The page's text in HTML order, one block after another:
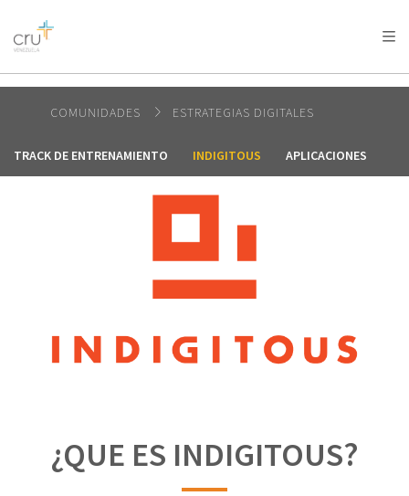
AFRICA
AMERICA / CARIBBEAN
OCEANIA
COMUNIDADES ESTRATEGIAS DIGITALES
TRACK DE ENTRENAMIENTO INDIGITOUS APLICACIONES
¿QUE ES INDIGITOUS?